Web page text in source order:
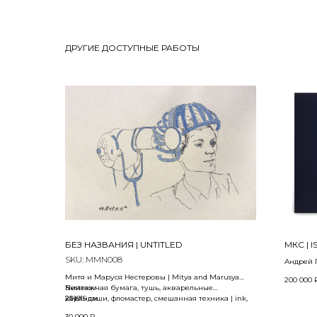
ДРУГИЕ ДОСТУПНЫЕ РАБОТЫ
БЕЗ НАЗВАНИЯ | UNTITLED
SKU: MMN008
Митя и Маруся Нестеровы | Mitya and Marusya
Nesterov
2019
Винтажная бумага, тушь, акварельные
карандаши, фломастер, смешанная техника | ink,
21 x 15 см
МКС |
Андрей
200 000